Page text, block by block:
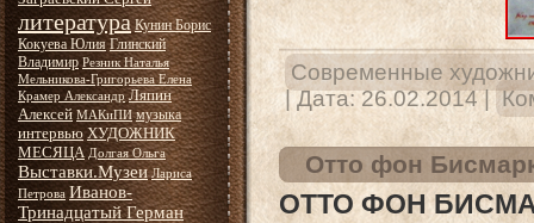
литература Кунин Борис
Кокуева Юлия Глинский
Владимир Резник Наталья
Мельникова-Григорьева Елена
Крамер Александр Ляпин
Алексей МАКиПИ музыка
интервью ХУДОЖНИК
МЕСЯЦА Долгая Ольга
Выставки.Музеи Лариса
Петрова Иванов-
Тринадцатый Герман
Современные
|Дата: 26.02.2014 |
Отто фон
ОТТО ФОН